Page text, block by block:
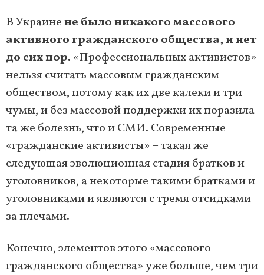
В Украинене было никакого массового
активного гражданского общества, и нет
до сих пор. «Профессиональных активистов»
нельзя считать массовым гражданским
обществом, потому как их две калеки и три
чумы, и без массовой поддержки их поразила
та же болезнь, что и СМИ. Современные
«гражданские активисты» – такая же
следующая эволюционная стадия братков и
уголовников, а некоторые такими братками и
уголовниками и являются с тремя отсидками
за плечами.
Конечно, элементов этого «массового
гражданского общества» уже больше, чем три